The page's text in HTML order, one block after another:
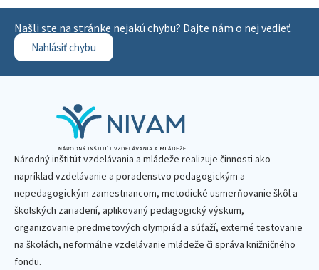
Našli ste na stránke nejakú chybu? Dajte nám o nej vedieť.
Nahlásiť chybu
Národný inštitút vzdelávania a mládeže realizuje činnosti ako
napríklad vzdelávanie a poradenstvo pedagogickým a
nepedagogickým zamestnancom, metodické usmerňovanie škôl a
školských zariadení, aplikovaný pedagogický výskum,
organizovanie predmetových olympiád a súťaží, externé testovanie
na školách, neformálne vzdelávanie mládeže či správa knižničného
fondu.